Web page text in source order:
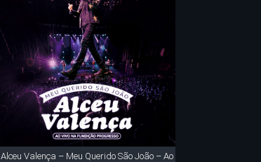
Alceu Valença – Meu Querido São João – Ao